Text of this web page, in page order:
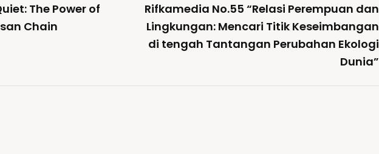
The Power of
Chain
Rifkamedia No.55 “Relasi Perempuan dan
Lingkungan: Mencari Titik Keseimbangan
di tengah Tantangan Perubahan Ekologi
Dunia”